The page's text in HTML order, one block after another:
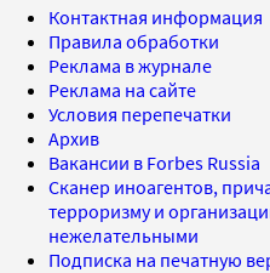
Контактная информация
Правила обработки
Реклама в журнале
Реклама на сайте
Условия перепечатки
Архив
Вакансии в Forbes Russia
Сканер иноагентов,
терроризму и
нежелательными
Подписка на печатную